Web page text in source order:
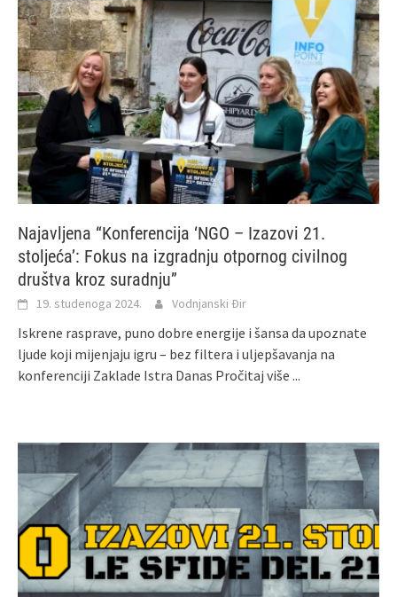
Najavljena “Konferencija ‘NGO – Izazovi 21.
stoljeća’: Fokus na izgradnju otpornog civilnog
društva kroz suradnju”
19. studenoga 2024. Vodnjanski Đir
Iskrene rasprave, puno dobre energije i šansa da upoznate
ljude koji mijenjaju igru – bez filtera i uljepšavanja na
konferenciji Zaklade Istra Danas Pročitaj više ...